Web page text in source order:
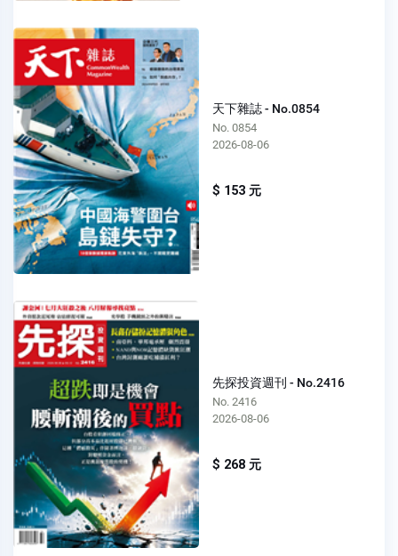
天下雜誌 - No.0854
No. 0854
2026-08-06
$ 153 元
先探投資週刊 - No.2416
No. 2416
2026-08-06
$ 268 元